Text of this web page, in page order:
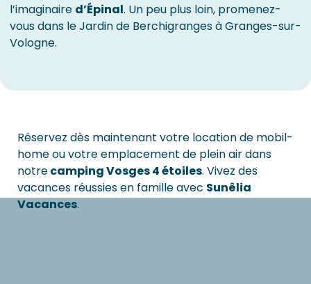
l’imaginaire d’Épinal. Un peu plus loin, promenez-
vous dans le Jardin de Berchigranges à Granges-sur-
Vologne.
Réservez dès maintenant votre location de mobil-
home ou votre emplacement de plein air dans
notrecamping Vosges 4 étoiles. Vivez des
vacances réussies en famille avec Sunêlia
Vacances.